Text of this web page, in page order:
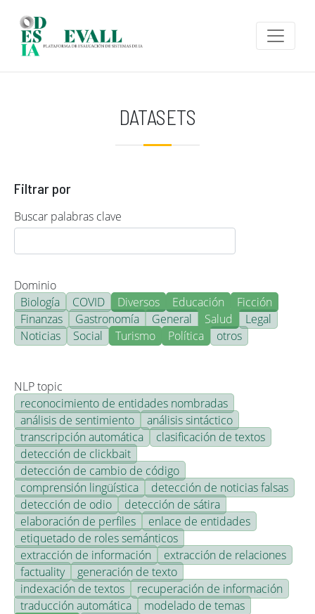
DATASETS
Filtrar por
Buscar palabras clave
Dominio
Biología
COVID Diversos Educación
Ficción
Finanzas
Gastronomía General Salud
Legal
Noticias
Social Turismo Política otros
NLP topic
reconocimiento de entidades nombradas
análisis de sentimiento
análisis sintáctico
transcripción automática
clasificación de textos
detección de clickbait
detección de cambio de código
comprensión lingüística
detección de noticias falsas
detección de odio
detección de sátira
elaboración de perfiles
enlace de entidades
etiquetado de roles semánticos
extracción de información
extracción de relaciones
factuality
generación de texto
indexación de textos
recuperación de información
traducción automática
modelado de temas